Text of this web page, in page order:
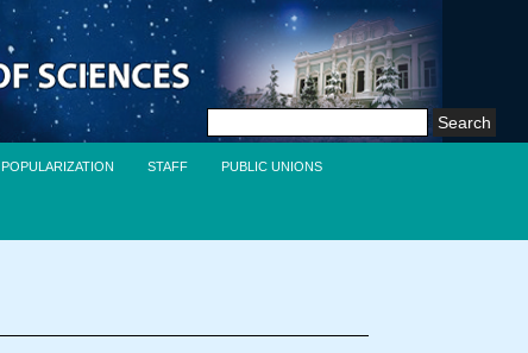
Search
POPULARIZATION STAFF PUBLIC UNIONS